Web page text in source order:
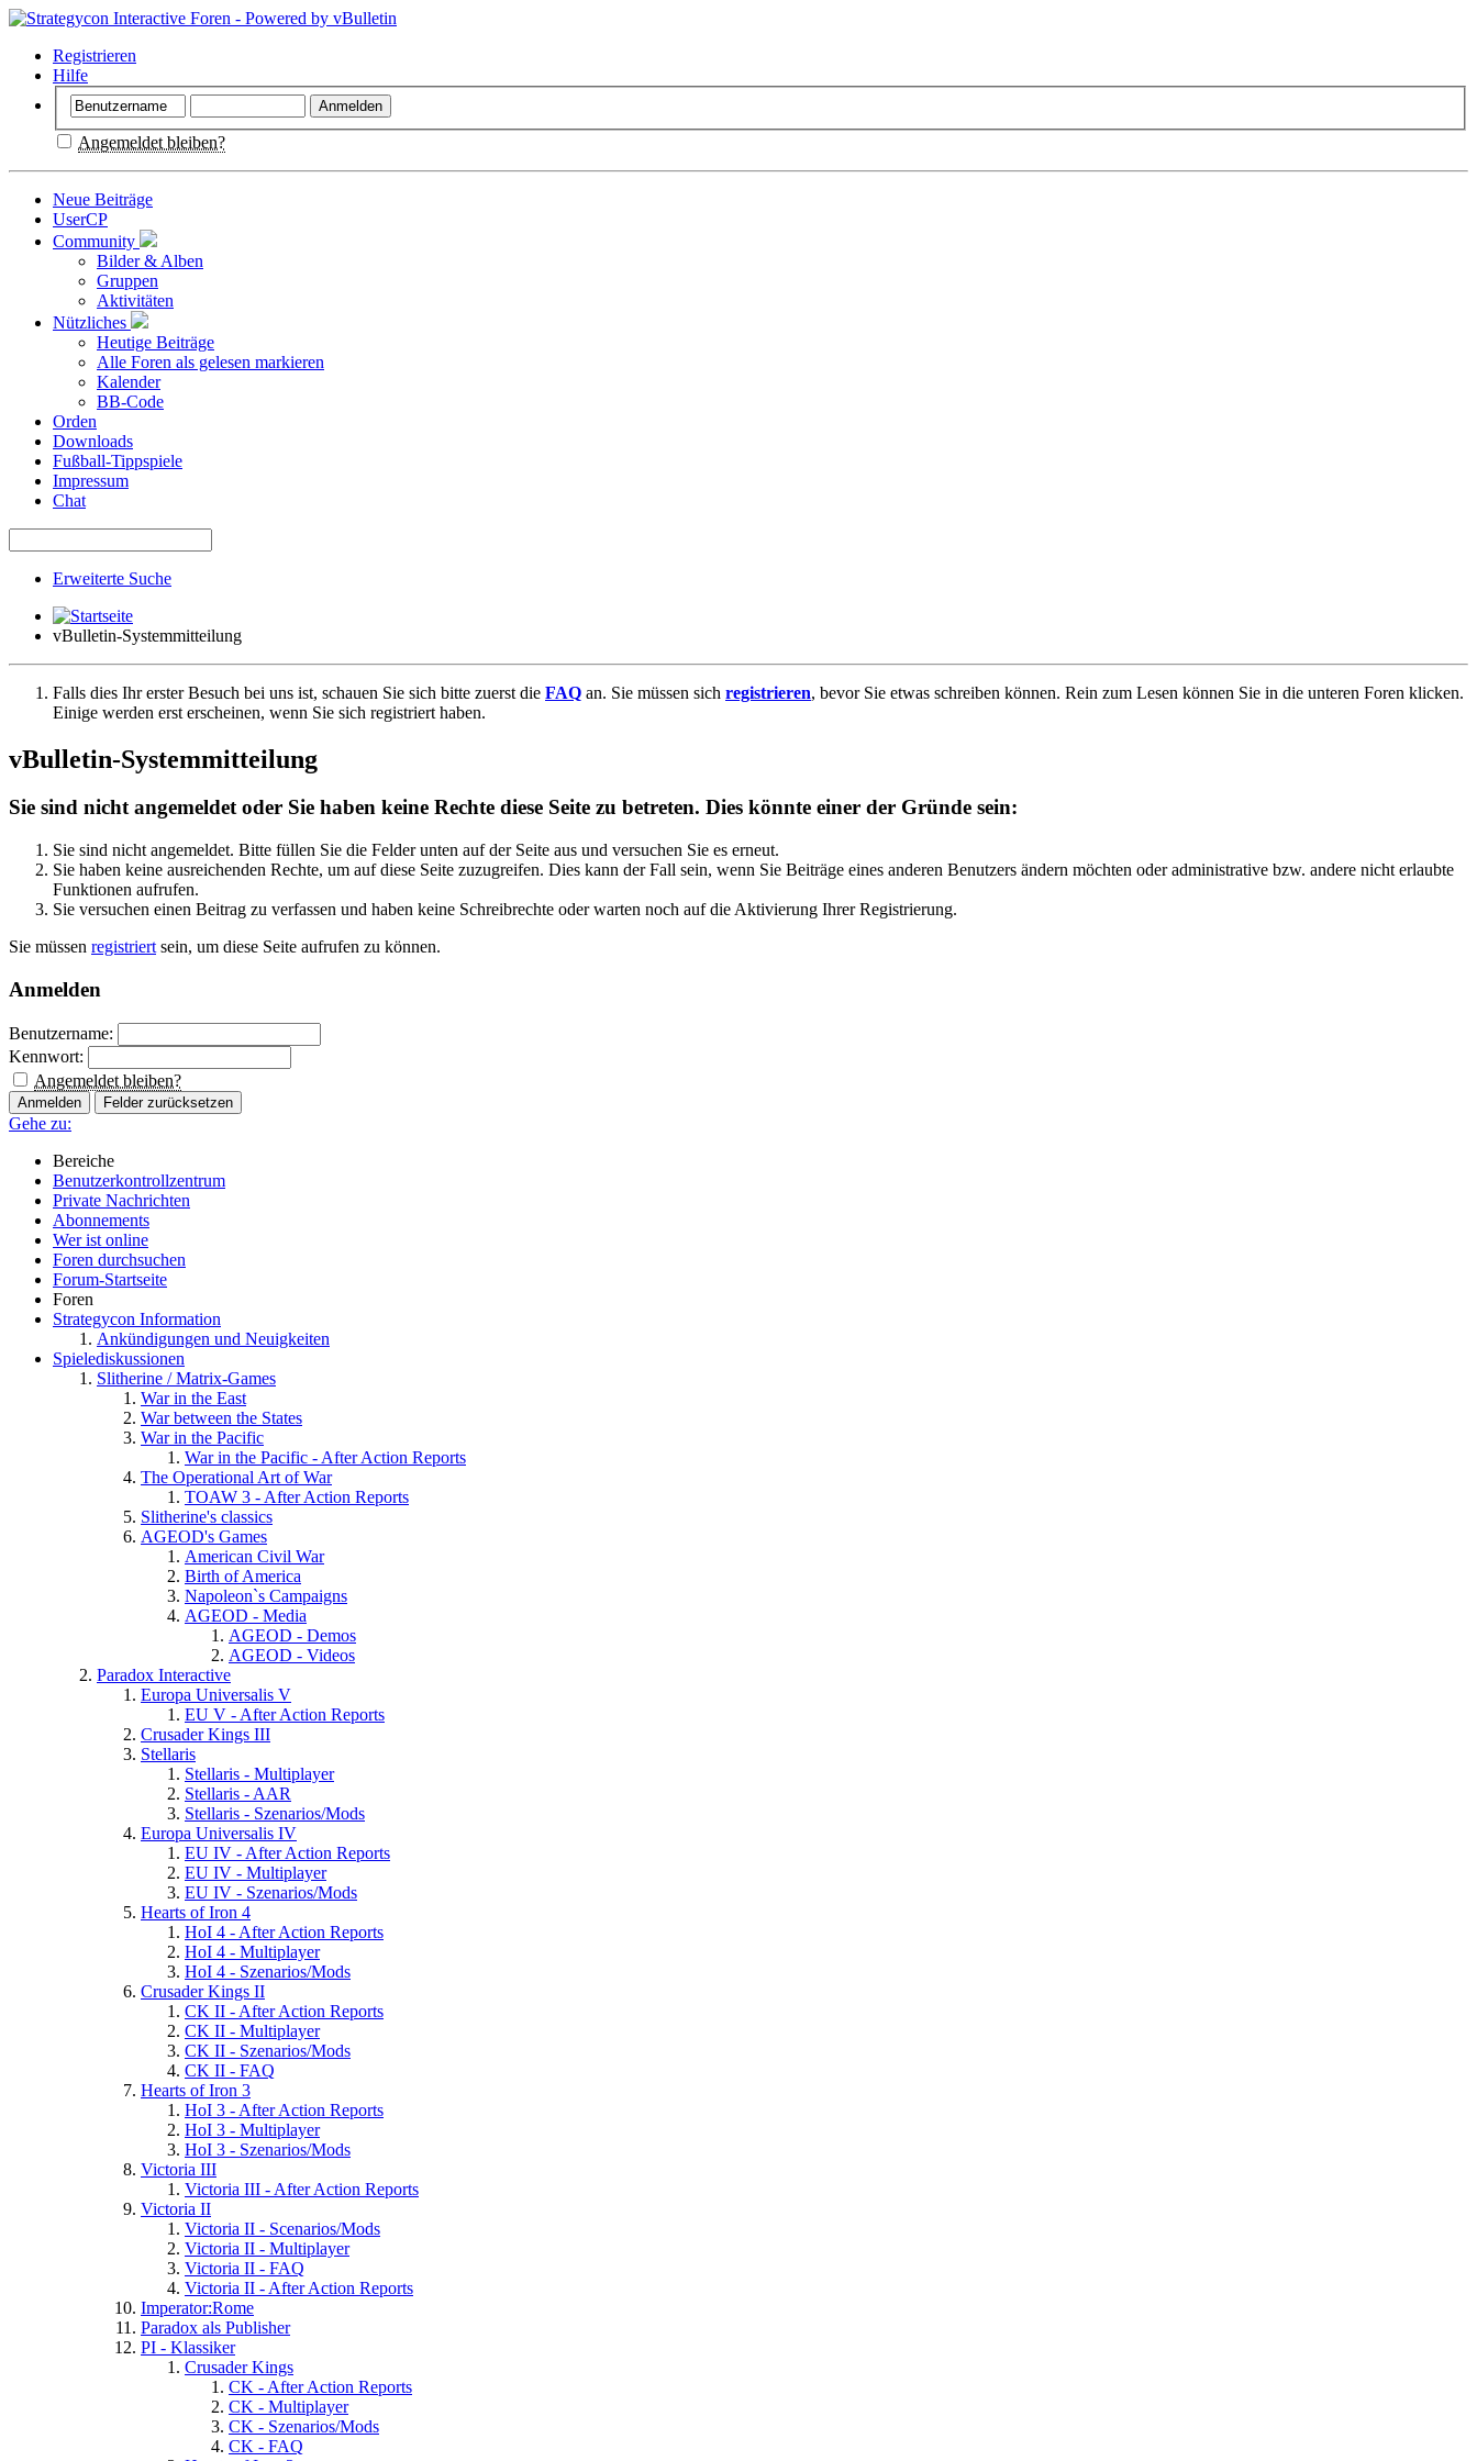
Registrieren
Hilfe
Angemeldet bleiben?
Neue Beiträge
UserCP
Community
Bilder & Alben
Gruppen
Aktivitäten
Nützliches
Heutige Beiträge
Alle Foren als gelesen markieren
Kalender
BB-Code
Orden
Downloads
Fußball-Tippspiele
Impressum
Chat
Erweiterte Suche
vBulletin-Systemmitteilung
Falls dies Ihr erster Besuch bei uns ist, schauen Sie sich bitte zuerst die FAQ an. Sie müssen sich registrieren, bevor Sie etwas schreiben können. Rein zum Lesen können Sie in die unteren Foren klicken.
Einige werden erst erscheinen, wenn Sie sich registriert haben.
vBulletin-Systemmitteilung
Sie sind nicht angemeldet oder Sie haben keine Rechte diese Seite zu betreten. Dies könnte einer der Gründe sein:
Sie sind nicht angemeldet. Bitte füllen Sie die Felder unten auf der Seite aus und versuchen Sie es erneut.
Sie haben keine ausreichenden Rechte, um auf diese Seite zuzugreifen. Dies kann der Fall sein, wenn Sie Beiträge eines anderen Benutzers ändern möchten oder administrative bzw. andere nicht erlaubte
Funktionen aufrufen.
Sie versuchen einen Beitrag zu verfassen und haben keine Schreibrechte oder warten noch auf die Aktivierung Ihrer Registrierung.
Sie müssen registriert sein, um diese Seite aufrufen zu können.
Anmelden
Benutzername:
Kennwort:
Angemeldet bleiben?
Gehe zu:
Bereiche
Benutzerkontrollzentrum
Private Nachrichten
Abonnements
Wer ist online
Foren durchsuchen
Forum-Startseite
Foren
Strategycon Information
Ankündigungen und Neuigkeiten
Spielediskussionen
Slitherine / Matrix-Games
War in the East
War between the States
War in the Pacific
War in the Pacific - After Action Reports
The Operational Art of War
TOAW 3 - After Action Reports
Slitherine's classics
AGEOD's Games
American Civil War
Birth of America
Napoleon`s Campaigns
AGEOD - Media
AGEOD - Demos
AGEOD - Videos
Paradox Interactive
Europa Universalis V
EU V - After Action Reports
Crusader Kings III
Stellaris
Stellaris - Multiplayer
Stellaris - AAR
Stellaris - Szenarios/Mods
Europa Universalis IV
EU IV - After Action Reports
EU IV - Multiplayer
EU IV - Szenarios/Mods
Hearts of Iron 4
HoI 4 - After Action Reports
HoI 4 - Multiplayer
HoI 4 - Szenarios/Mods
Crusader Kings II
CK II - After Action Reports
CK II - Multiplayer
CK II - Szenarios/Mods
CK II - FAQ
Hearts of Iron 3
HoI 3 - After Action Reports
HoI 3 - Multiplayer
HoI 3 - Szenarios/Mods
Victoria III
Victoria III - After Action Reports
Victoria II
Victoria II - Scenarios/Mods
Victoria II - Multiplayer
Victoria II - FAQ
Victoria II - After Action Reports
Imperator:Rome
Paradox als Publisher
PI - Klassiker
Crusader Kings
CK - After Action Reports
CK - Multiplayer
CK - Szenarios/Mods
CK - FAQ